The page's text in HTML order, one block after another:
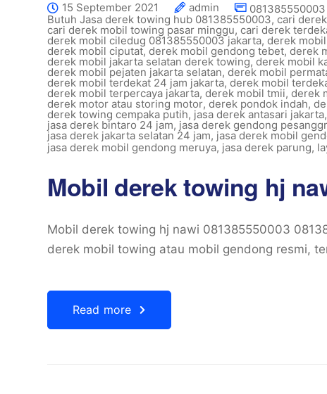
15 September 2021 admin
Butuh Jasa derek towing hub 081385550003, cari
cari derek mobil towing pasar minggu, cari derek
derek mobil ciledug 081385550003 jakarta, derek
derek mobil ciputat, derek mobil gendong tebet, derek
derek mobil jakarta selatan derek towing,derek mobil
derek mobil pejaten jakarta selatan, derek mobil
derek mobil terdekat 24 jam jakarta, derek mobil
derek mobil terpercaya jakarta, derek mobil tmii, derek
derek motor atau storing motor, derek pondok indah,
derek towing cempaka putih, jasa derek antasari jakarta,
jasa derek bintaro 24 jam, jasa derek gendong
jasa derek jakarta selatan 24 jam, jasa derek mobil
jasa derek mobil gendong meruya, jasa derek parung,
Mobil derek towing hj
Mobil derek towing hj nawi 081385550003
derek mobil towing atau mobil gendong resmi,
Read more